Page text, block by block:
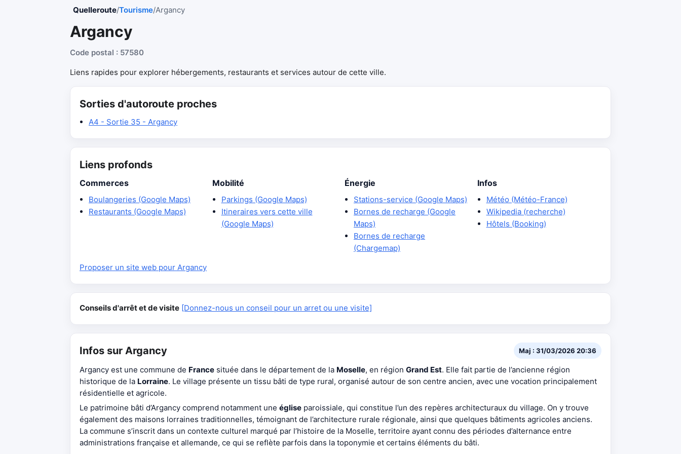
Quelleroute/Tourisme/Argancy
Argancy
Code postal : 57580
Liens rapides pour explorer hébergements, restaurants et services autour de cette ville.
Sorties d'autoroute proches
A4 - Sortie 35 - Argancy
Liens profonds
Commerces
Boulangeries (Google Maps)
Restaurants (Google Maps)
Mobilité
Parkings (Google Maps)
Itineraires vers cette ville
(Google Maps)
Énergie
Stations-service (Google Maps)
Bornes de recharge (Google
Maps)
Bornes de recharge
(Chargemap)
Infos
Météo (Météo-France)
Wikipedia (recherche)
Hôtels (Booking)
Proposer un site web pour Argancy
Conseils d'arrêt et de visite [Donnez-nous un conseil pour un arret ou une visite]
Infos sur Argancy Maj : 31/03/2026 20:36
Argancy est une commune de France située dans le département de la Moselle, en région Grand Est. Elle fait partie de l’ancienne région
historique de la Lorraine. Le village présente un tissu bâti de type rural, organisé autour de son centre ancien, avec une vocation principalement
résidentielle et agricole.
Le patrimoine bâti d’Argancy comprend notamment une église paroissiale, qui constitue l’un des repères architecturaux du village. On y trouve
également des maisons lorraines traditionnelles, témoignant de l’architecture rurale régionale, ainsi que quelques bâtiments agricoles anciens.
La commune s’inscrit dans un contexte culturel marqué par l’histoire de la Moselle, territoire ayant connu des périodes d’alternance entre
administrations française et allemande, ce qui se reflète parfois dans la toponymie et certains éléments du bâti.